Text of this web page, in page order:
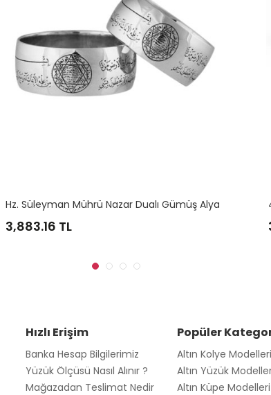
4 MM KLASİK GÜMÜŞ ALYANS
3,106.53 TL
Hızlı Erişim
Banka Hesap Bilgilerimiz
Yüzük Ölçüsü Nasıl Alınır ?
Mağazadan Teslimat Nedir
Popüler
Altın Kolye Modelleri
Altın Yüzük
Altın Küpe Modelleri